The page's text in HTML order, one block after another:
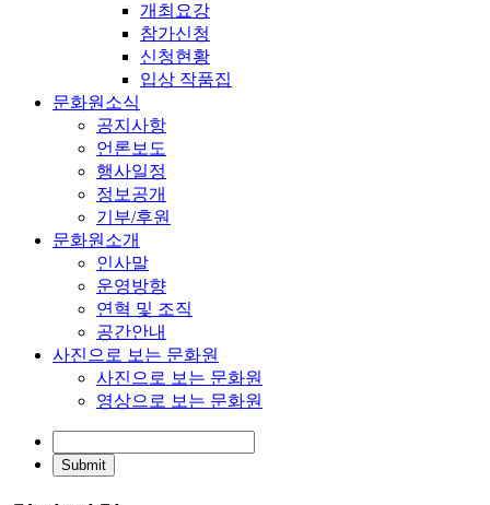
개최요강
참가신청
신청현황
입상 작품집
문화원소식
공지사항
언론보도
행사일정
정보공개
기부/후원
문화원소개
인사말
운영방향
연혁 및 조직
공간안내
사진으로 보는 문화원
사진으로 보는 문화원
영상으로 보는 문화원